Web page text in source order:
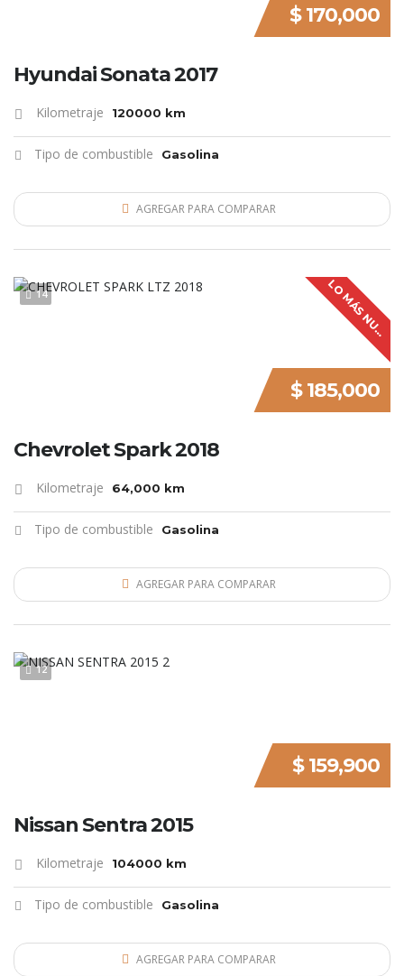
$ 170,000
Hyundai Sonata 2017
Kilometraje 120000 km
Tipo de combustible Gasolina
AGREGAR PARA COMPARAR
14 L
O
M
Á
S
N
U
E
V
O
$ 185,000
Chevrolet Spark 2018
Kilometraje 64,000 km
Tipo de combustible Gasolina
AGREGAR PARA COMPARAR
12
$ 159,900
Nissan Sentra 2015
Kilometraje 104000 km
Tipo de combustible Gasolina
AGREGAR PARA COMPARAR